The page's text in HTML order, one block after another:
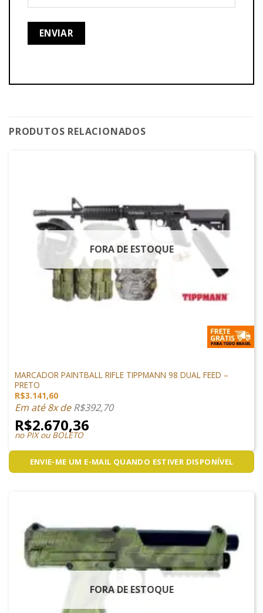
PRODUTOS RELACIONADOS
FORA DE ESTOQUE
MARCADOR PAINTBALL RIFLE TIPPMANN 98 DUAL FEED –
PRETO
R$3.141,60
Em até 8x deR$392,70
R$2.670,36
no PIX ou BOLETO
ENVIE-ME UM E-MAIL QUANDO ESTIVER DISPONÍVEL
FORA DE ESTOQUE